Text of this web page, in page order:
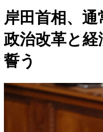
岸田首相、
政治改革と
誓う